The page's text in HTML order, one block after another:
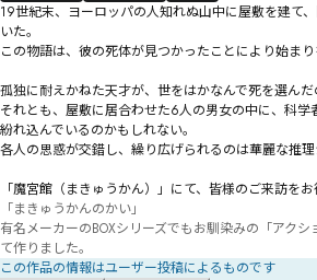
19世紀末、ヨーロッパの人知れぬ山中に屋敷を建て
いた。
この物語は、彼の死体が見つかったことにより始まり
孤独に耐えかねた天才が、世をはかなんで死を選んだ
それとも、屋敷に居合わせた6人の男女の中に、科
紛れ込んでいるのかもしれない。
各人の思惑が交錯し、繰り広げられるのは華麗な推理
「魔宮館（まきゅうかん）」にて、皆様のご来訪をお
「まきゅうかんのかい」
有名メーカーのBOXシリーズでもお馴染みの「アク
て作りました。
この作品の情報はユーザー投稿によるものです